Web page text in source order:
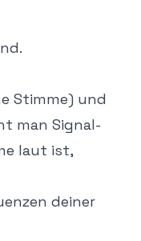
Stimme) und
man Signal-
laut ist,
deiner